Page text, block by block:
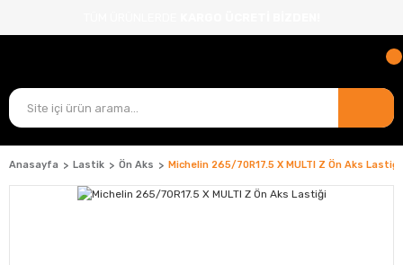
Anasayfa Lastik Ön Aks Michelin 265/70R17.5 X MULTI Z Ön Aks Lastiği